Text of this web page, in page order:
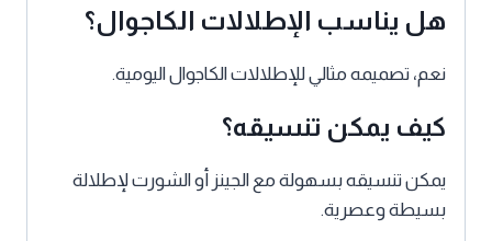
هل يناسب الإطلالات الكاجوال؟
نعم، تصميمه مثالي للإطلالات الكاجوال اليومية.
كيف يمكن تنسيقه؟
يمكن تنسيقه بسهولة مع الجينز أو الشورت لإطلالة
بسيطة وعصرية.